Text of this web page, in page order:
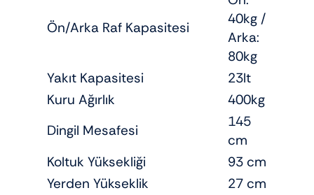
Ön/Arka Raf Kapasitesi
40kg /
Arka:
80kg
Yakıt Kapasitesi
23lt
Kuru Ağırlık
400kg
Dingil Mesafesi
145
cm
Koltuk Yüksekliği
93 cm
Yerden Yükseklik
27 cm